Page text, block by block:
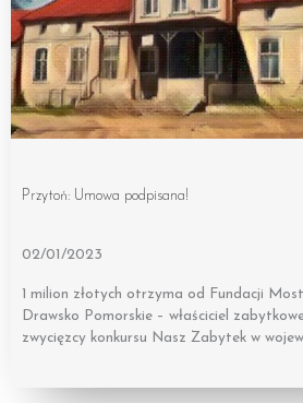
Przytoń: Umowa podpisana!
02/01/2023
1 milion złotych otrzyma od Fundacji
Drawsko Pomorskie – właściciel
zwycięzcy konkursu Nasz Zabytek w